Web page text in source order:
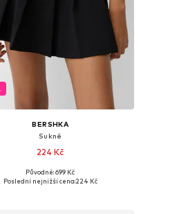
BERSHKA
Sukně
224 Kč
Dostupné velikosti: 34, 36
Původně: 699 Kč
Poslední nejnižší cena:224 Kč